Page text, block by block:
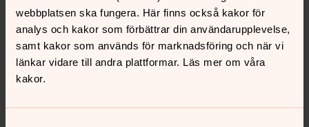
webbplatsen ska fungera. Här finns också kakor för
analys och kakor som förbättrar din användarupplevelse,
samt kakor som används för marknadsföring och när vi
länkar vidare till andra plattformar. Läs mer om våra
kakor.
Ewa-Sofia Gudmundsson
Församlingsherde S:t Petri församling, Präst,
Svenska kyrkan Malmö